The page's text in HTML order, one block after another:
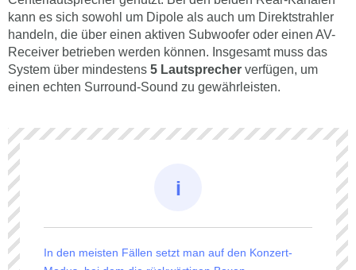
kann es sich sowohl um Dipole als auch um Direktstrahler
handeln, die über einen aktiven Subwoofer oder einen AV-
Receiver betrieben werden können. Insgesamt muss das
System über mindestens 5 Lautsprecher verfügen, um
einen echten Surround-Sound zu gewährleisten.
In den meisten Fällen setzt man auf den Konzert-